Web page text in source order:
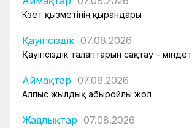
Күзет қызметінің қырандары
Қауіпсіздік 07.08.2026
Қауіпсіздік талаптарын сақтау – міндет
Аймақтар 07.08.2026
Алпыс жылдық абыройлы жол
Жаңалықтар 07.08.2026